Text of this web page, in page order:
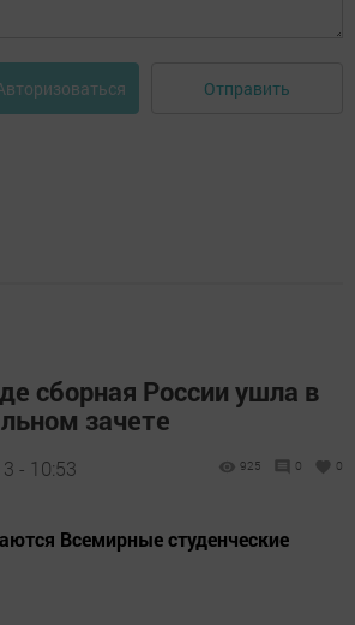
Отправить
сборная России ушла в
зачете
- 10:53 925 0 0
Всемирные студенческие